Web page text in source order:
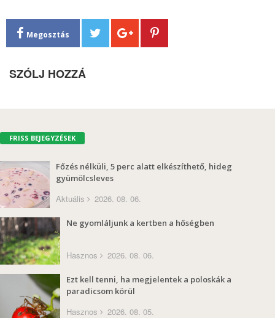
Megosztás
SZÓLJ HOZZÁ
FRISS BEJEGYZÉSEK
Főzés nélküli, 5 perc alatt elkészíthető, hideg
gyümölcsleves
Aktuális 2026. 08. 06.
Ne gyomláljunk a kertben a hőségben
Hasznos 2026. 08. 06.
Ezt kell tenni, ha megjelentek a poloskák a
paradicsom körül
Hasznos 2026. 08. 05.